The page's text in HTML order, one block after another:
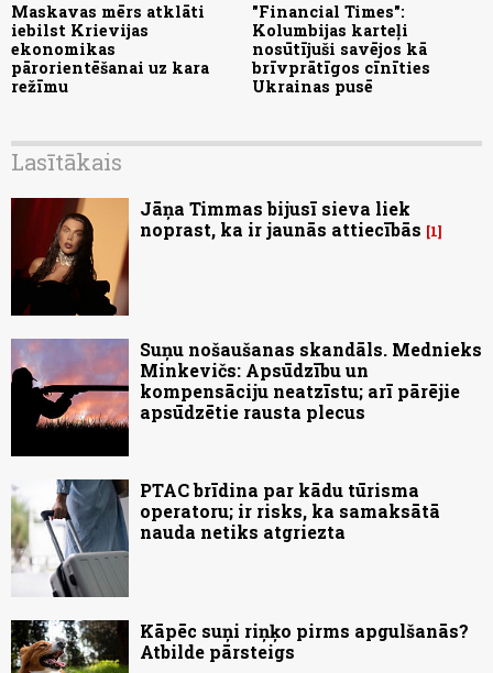
Maskavas mērs atklāti
iebilst Krievijas
ekonomikas
pārorientēšanai uz kara
režīmu
"Financial Times":
Kolumbijas karteļi
nosūtījuši savējos kā
brīvprātīgos cīnīties
Ukrainas pusē
Lasītākais
Jāņa Timmas bijusī sieva liek
noprast, ka ir jaunās attiecībās
1
Suņu nošaušanas skandāls. Mednieks
Minkevičs: Apsūdzību un
kompensāciju neatzīstu; arī pārējie
apsūdzētie rausta plecus
PTAC brīdina par kādu tūrisma
operatoru; ir risks, ka samaksātā
nauda netiks atgriezta
Kāpēc suņi riņķo pirms apgulšanās?
Atbilde pārsteigs